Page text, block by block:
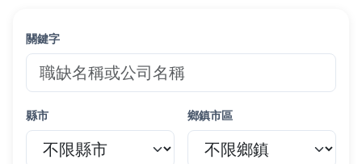
關鍵字
縣市 鄉鎮市區